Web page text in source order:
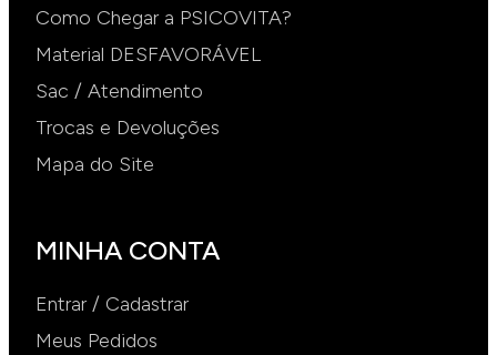
Como Chegar a PSICOVITA?
Material DESFAVORÁVEL
Sac / Atendimento
Trocas e Devoluções
Mapa do Site
MINHA CONTA
Entrar / Cadastrar
Meus Pedidos